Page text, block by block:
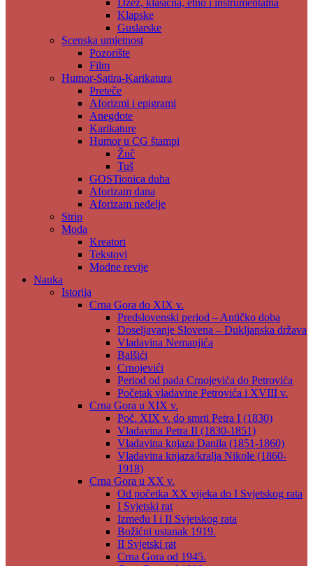
Džez, klasična, etno i instrumentalna
Klapske
Guslarske
Scenska umjetnost
Pozorište
Film
Humor-Satira-Karikatura
Preteče
Aforizmi i epigrami
Anegdote
Karikature
Humor u CG štampi
Žuč
Tuš
GOSTionica duha
Aforizam dana
Aforizam neđelje
Strip
Moda
Kreatori
Tekstovi
Modne revije
Nauka
Istorija
Crna Gora do XIX v.
Predslovenski period – Antičko doba
Doseljavanje Slovena – Dukljanska država
Vladavina Nemanjića
Balšići
Crnojevići
Period od pada Crnojevića do Petrovića
Početak vladavine Petrovića i XVIII v.
Crna Gora u XIX v.
Poč. XIX v. do smrti Petra I (1830)
Vladavina Petra II (1830-1851)
Vladavina knjaza Danila (1851-1860)
Vladavina knjaza/kralja Nikole (1860-
1918)
Crna Gora u XX v.
Od početka XX vijeka do I Svjetskog rata
I Svjetski rat
Između I i II Svjetskog rata
Božićni ustanak 1919.
II Svjetski rat
Crna Gora od 1945.